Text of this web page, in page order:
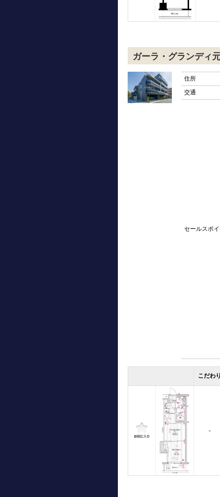
ガーラ・グランディ
住所
交通
セールスポ
こだわ
-